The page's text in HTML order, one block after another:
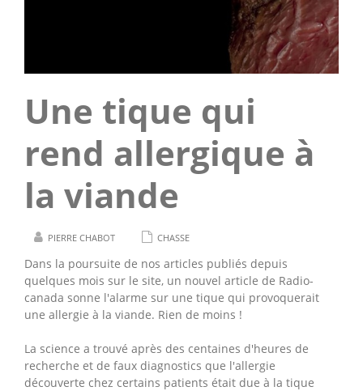
Une tique qui
rend allergique à
la viande
PIERRE CHABOT CHASSE
Dans la poursuite de nos articles publiés depuis
quelques mois sur le site, un nouvel article de Radio-
canada sonne l'alarme sur une tique qui provoquerait
une allergie à la viande. Rien de moins !
La science a trouvé après des centaines d'heures de
recherche et de faux diagnostics que l'allergie
découverte chez certains patients était due à la tique